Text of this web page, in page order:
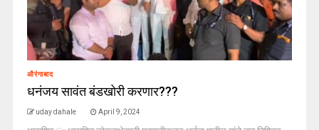
औरंगाबाद
धनंजय सावंत बंडखोरी करणार???
uday dahale April 9, 2024